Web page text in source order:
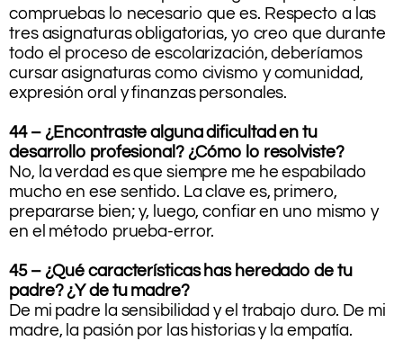
compruebas lo necesario que es. Respecto a las
tres asignaturas obligatorias, yo creo que durante
todo el proceso de escolarización, deberíamos
cursar asignaturas como civismo y comunidad,
expresión oral y finanzas personales.
44 – ¿Encontraste alguna dificultad en tu
desarrollo profesional? ¿Cómo lo resolviste?
No, la verdad es que siempre me he espabilado
mucho en ese sentido. La clave es, primero,
prepararse bien; y, luego, confiar en uno mismo y
en el método prueba-error.
45 – ¿Qué características has heredado de tu
padre? ¿Y de tu madre?
De mi padre la sensibilidad y el trabajo duro. De mi
madre, la pasión por las historias y la empatía.